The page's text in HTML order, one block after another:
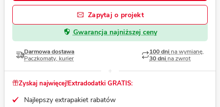
Zapytaj o projekt
Gwarancja najniższej ceny
Darmowa dostawa
Paczkomaty, kurier
100 dni na wymianę,
30 dni na zwrot
Zyskaj najwięcej!Extradodatki GRATIS:
Najlepszy extrapakiet rabatów